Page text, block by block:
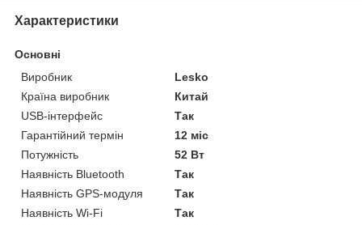
Характеристики
Основні
Виробник
Lesko
Країна виробник
Китай
USB-інтерфейс
Так
Гарантійний термін
12 міс
Потужність
52 Вт
Наявність Bluetooth
Так
Наявність GPS-модуля
Так
Наявність Wi-Fi
Так